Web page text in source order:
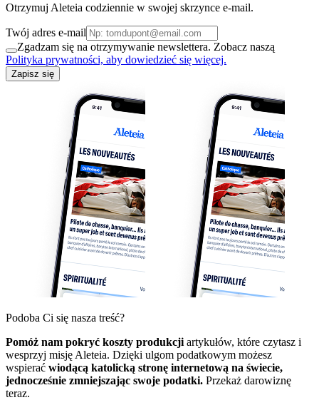
Otrzymuj Aleteia codziennie w swojej skrzynce e-mail.
Twój adres e-mail
Zgadzam się na otrzymywanie newslettera. Zobacz naszą
Polityka prywatności, aby dowiedzieć się więcej.
Zapisz się
Podoba Ci się nasza treść?
Pomóż nam pokryć koszty produkcji artykułów, które czytasz i
wesprzyj misję Aleteia. Dzięki ulgom podatkowym możesz
wspierać wiodącą katolicką stronę internetową na świecie,
jednocześnie zmniejszając swoje podatki. Przekaż darowiznę
teraz.